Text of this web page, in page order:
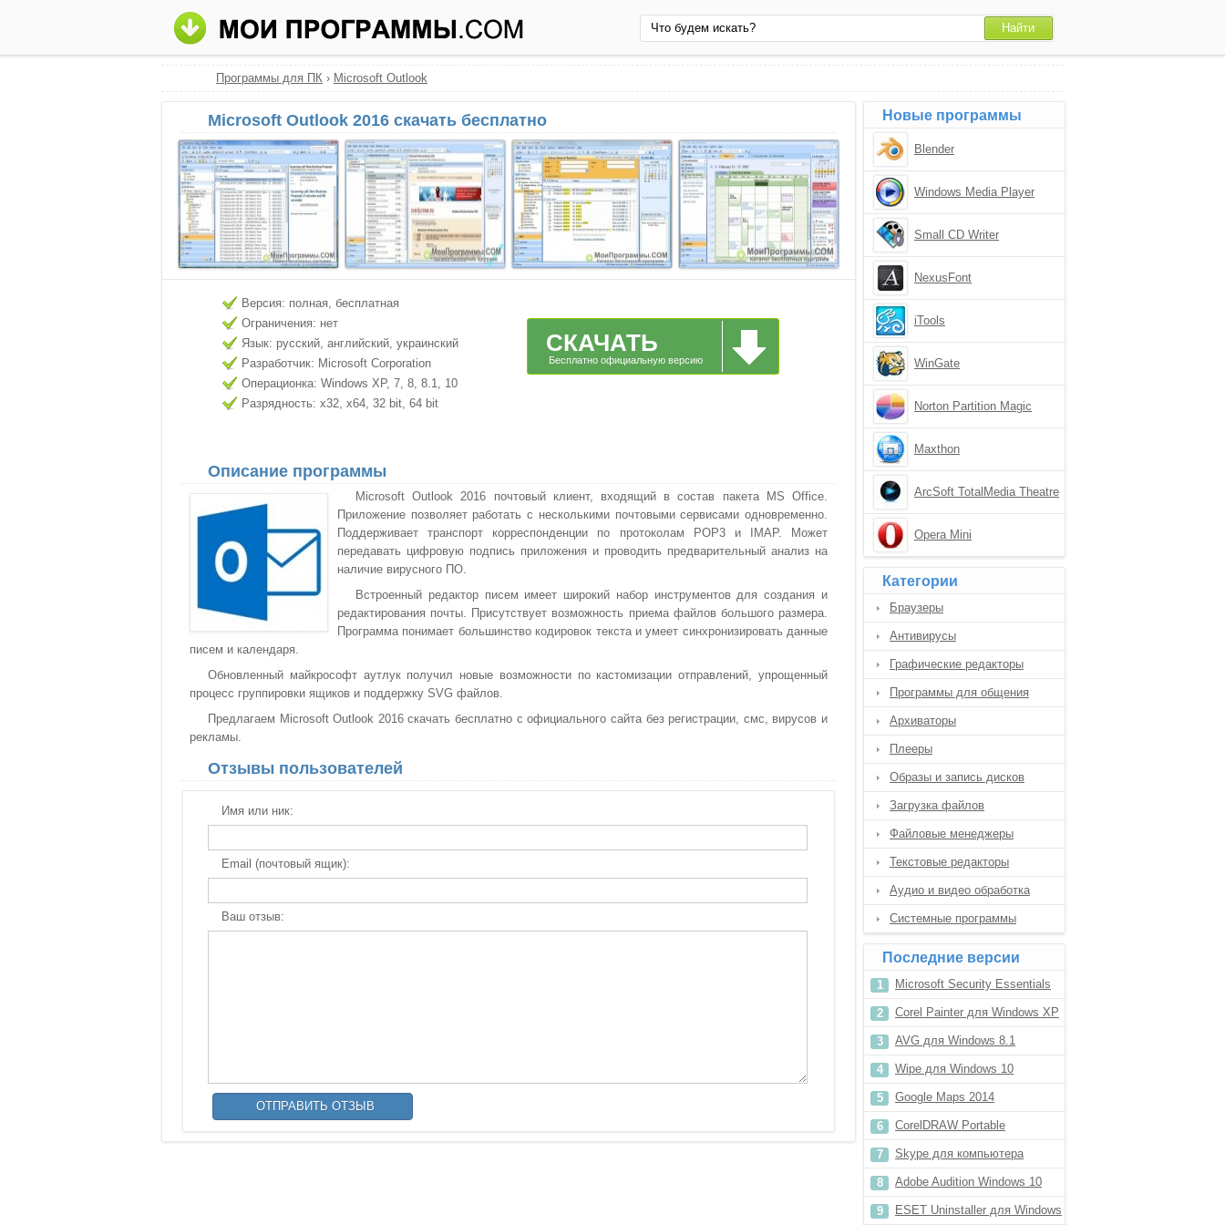
Программы для ПК › Microsoft Outlook
Microsoft Outlook 2016 скачать бесплатно
Версия: полная, бесплатная
Ограничения: нет
Язык: русский, английский, украинский
Разработчик: Microsoft Corporation
Операционка: Windows XP, 7, 8, 8.1, 10
Разрядность: x32, x64, 32 bit, 64 bit
СКАЧАТЬ
Бесплатно официальную версию
Описание программы
Microsoft Outlook 2016 почтовый клиент, входящий в состав пакета MS Office.
Приложение позволяет работать с несколькими почтовыми сервисами одновременно.
Поддерживает транспорт корреспонденции по протоколам POP3 и IMAP. Может
передавать цифровую подпись приложения и проводить предварительный анализ на
наличие вирусного ПО.
Встроенный редактор писем имеет широкий набор инструментов для создания и
редактирования почты. Присутствует возможность приема файлов большого размера.
Программа понимает большинство кодировок текста и умеет синхронизировать данные
писем и календаря.
Обновленный майкрософт аутлук получил новые возможности по кастомизации отправлений, упрощенный
процесс группировки ящиков и поддержку SVG файлов.
Предлагаем Microsoft Outlook 2016 скачать бесплатно с официального сайта без регистрации, смс, вирусов и
рекламы.
Отзывы пользователей
Имя или ник:
Email (почтовый ящик):
Ваш отзыв:
Новые программы
Blender
Windows Media Player
Small CD Writer
NexusFont
iTools
WinGate
Norton Partition Magic
Maxthon
ArcSoft TotalMedia Theatre
Opera Mini
Категории
Браузеры
Антивирусы
Графические редакторы
Программы для общения
Архиваторы
Плееры
Образы и запись дисков
Загрузка файлов
Файловые менеджеры
Текстовые редакторы
Аудио и видео обработка
Системные программы
Последние версии
Microsoft Security Essentials
для Windows 8
Corel Painter для Windows XP
AVG для Windows 8.1
Wipe для Windows 10
Google Maps 2014
CorelDRAW Portable
Skype для компьютера
Adobe Audition Windows 10
ESET Uninstaller для Windows